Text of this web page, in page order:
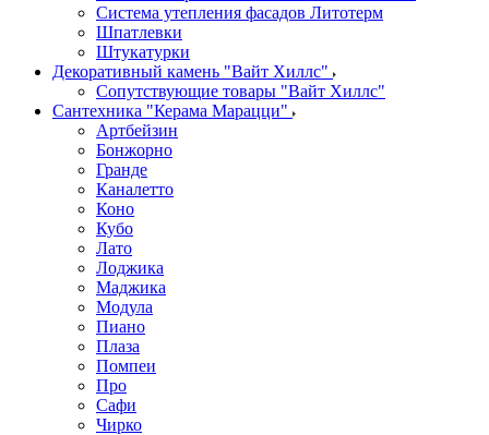
Система утепления фасадов Литотерм
Шпатлевки
Штукатурки
Декоративный камень "Вайт Хиллс"
Сопутствующие товары "Вайт Хиллс"
Сантехника "Керама Марацци"
Артбейзин
Бонжорно
Гранде
Каналетто
Коно
Кубо
Лато
Лоджика
Маджика
Модула
Пиано
Плаза
Помпеи
Про
Сафи
Чирко